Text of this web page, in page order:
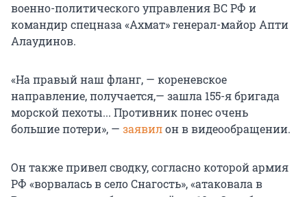
военно-политического управления ВС РФ и
командир спецназа «Ахмат» генерал-майор Апти
Алаудинов.
«На правый наш фланг, — кореневское
направление, получается,— зашла 155-я бригада
морской пехоты... Противник понес очень
большие потери», — заявилон в видеообращении.
Он также привел сводку, согласно которой армия
РФ «ворвалась в село Снагость», «атаковала в